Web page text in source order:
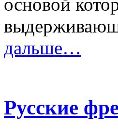
основой
дальше…
Русские